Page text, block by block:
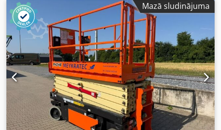
Mazā sludinājuma